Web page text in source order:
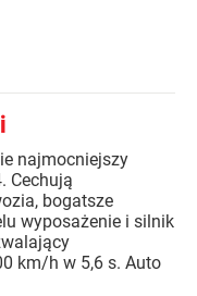
najmocniejszy
Cechują
bogatsze
wyposażenie i silnik
km/h w 5,6 s. Auto